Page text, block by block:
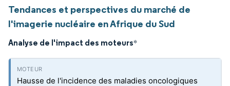
Tendances et perspectives du marché de
l'imagerie nucléaire en Afrique du Sud
Analyse de l'impact des moteurs*
Hausse de l'incidence des maladies oncologiques